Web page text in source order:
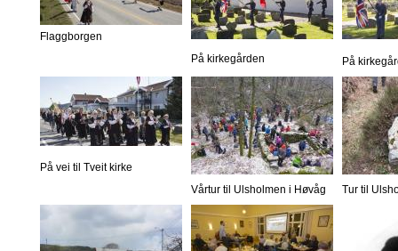
Flaggborgen
På kirkegården
På
På vei til Tveit kirke
Vårtur til Ulsholmen i Høvåg
Tur til